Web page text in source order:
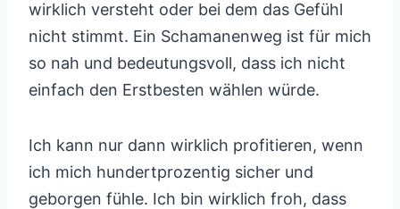
wirklich versteht oder bei dem das Gefühl
nicht stimmt. Ein Schamanenweg ist für mich
so nah und bedeutungsvoll, dass ich nicht
einfach den Erstbesten wählen würde.
Ich kann nur dann wirklich profitieren, wenn
ich mich hundertprozentig sicher und
geborgen fühle. Ich bin wirklich froh, dass